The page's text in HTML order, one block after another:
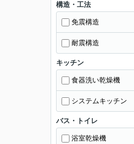
構造・工法
免震構造
耐震構造
キッチン
食器洗い乾燥機
システムキッチン
バス・トイレ
浴室乾燥機